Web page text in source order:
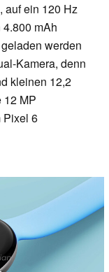
auf ein 120 Hz
mAh
werden
Kamera, denn
kleinen 12,2
12 MP
Pixel 6